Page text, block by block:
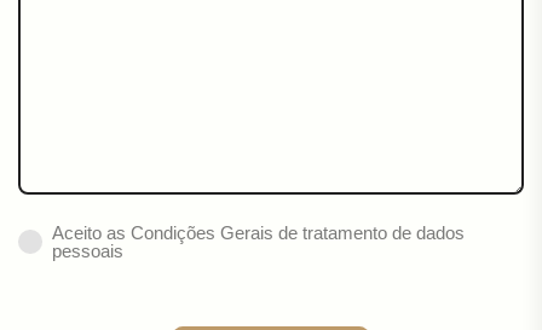
Aceito as Condições Gerais de tratamento de dados
pessoais